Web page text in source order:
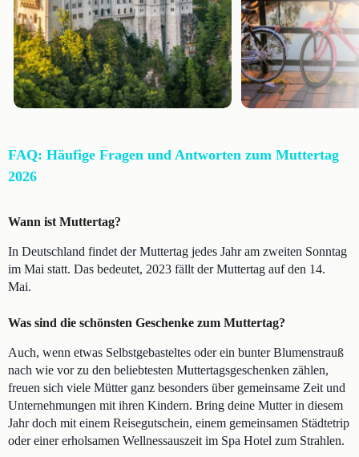
FAQ: Häufige Fragen und Antworten zum Muttertag
2026
Wann ist Muttertag?
In Deutschland findet der Muttertag jedes Jahr am zweiten Sonntag
im Mai statt. Das bedeutet, 2023 fällt der Muttertag auf den 14.
Mai.
Was sind die schönsten Geschenke zum Muttertag?
Auch, wenn etwas Selbstgebasteltes oder ein bunter Blumenstrauß
nach wie vor zu den beliebtesten Muttertagsgeschenken zählen,
freuen sich viele Mütter ganz besonders über gemeinsame Zeit und
Unternehmungen mit ihren Kindern. Bring deine Mutter in diesem
Jahr doch mit einem Reisegutschein, einem gemeinsamen Städtetrip
oder einer erholsamen Wellnessauszeit im Spa Hotel zum Strahlen.